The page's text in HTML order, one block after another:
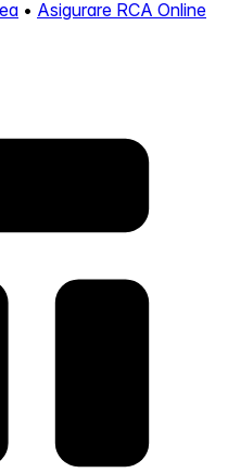
• Asigurare RCA Online